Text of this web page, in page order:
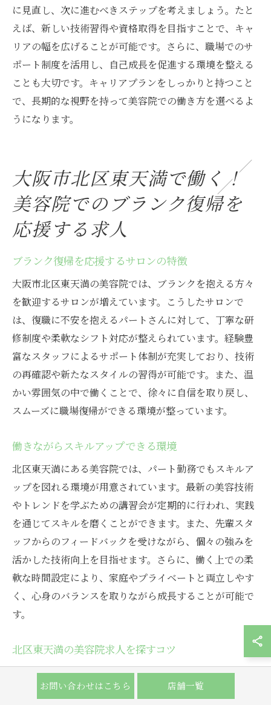
に見直し、次に進むべきステップを考えましょう。たと
えば、新しい技術習得や資格取得を目指すことで、キャ
リアの幅を広げることが可能です。さらに、職場でのサ
ポート制度を活用し、自己成長を促進する環境を整える
ことも大切です。キャリアプランをしっかりと持つこと
で、長期的な視野を持って美容院での働き方を選べるよ
うになります。
大阪市北区東天満で働く！
美容院でのブランク復帰を
応援する求人
ブランク復帰を応援するサロンの特徴
大阪市北区東天満の美容院では、ブランクを抱える方々
を歓迎するサロンが増えています。こうしたサロンで
は、復職に不安を抱えるパートさんに対して、丁寧な研
修制度や柔軟なシフト対応が整えられています。経験豊
富なスタッフによるサポート体制が充実しており、技術
の再確認や新たなスタイルの習得が可能です。また、温
かい雰囲気の中で働くことで、徐々に自信を取り戻し、
スムーズに職場復帰ができる環境が整っています。
働きながらスキルアップできる環境
北区東天満にある美容院では、パート勤務でもスキルア
ップを図れる環境が用意されています。最新の美容技術
やトレンドを学ぶための講習会が定期的に行われ、実践
を通じてスキルを磨くことができます。また、先輩スタ
ッフからのフィードバックを受けながら、個々の強みを
活かした技術向上を目指せます。さらに、働く上での柔
軟な時間設定により、家庭やプライベートと両立しやす
く、心身のバランスを取りながら成長することが可能で
す。
北区東天満の美容院求人を探すコツ
大阪市北区東天満は数多くの美容院が集まるエリアであ
り、ブランクありのパートさんにとっても魅力的な職場
お問い合わせはこちら 店舗一覧